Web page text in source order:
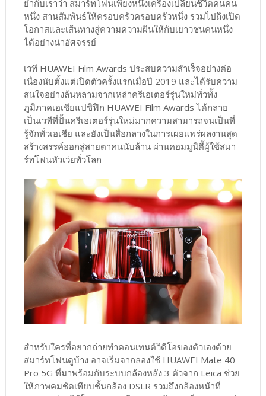
ย้ำกับเราว่า สมาร์ทโฟนเพียงหนึ่งเครื่องเปลี่ยนชีวิตคนคน
หนึ่ง สานสัมพันธ์ให้ครอบครัวครอบครัวหนึ่ง รวมไปถึงเปิด
โอกาสและเส้นทางสู่ความความฝันให้กับเยาวชนคนหนึ่ง
ได้อย่างน่าอัศจรรย์
เวที HUAWEI Film Awards ประสบความสำเร็จอย่างต่อ
เนื่องนับตั้งแต่เปิดตัวครั้งแรกเมื่อปี 2019 และได้รับความ
สนใจอย่างล้นหลามจากเหล่าครีเอเตอร์รุ่นใหม่ทั่วทั้ง
ภูมิภาคเอเชียแปซิฟิก HUAWEI Film Awards ได้กลาย
เป็นเวทีที่ปั้นครีเอเตอร์รุ่นใหม่มากความสามารถจนเป็นที่
รู้จักทั่วเอเชีย และยังเป็นสื่อกลางในการเผยแพร่ผลงานสุด
สร้างสรรค์ออกสู่สายตาคนนับล้าน ผ่านคอมมูนิตี้ผู้ใช้สมา
ร์ทโฟนหัวเว่ยทั่วโลก
สำหรับใครที่อยากถ่ายทำคอนเทนต์วิดีโอของตัวเองด้วย
สมาร์ทโฟนดูบ้าง อาจเริ่มจากลองใช้ HUAWEI Mate 40
Pro 5G ที่มาพร้อมกับระบบกล้องหลัง 3 ตัวจาก Leica ช่วย
ให้ภาพคมชัดเทียบชั้นกล้อง DSLR รวมถึงกล้องหน้าที่